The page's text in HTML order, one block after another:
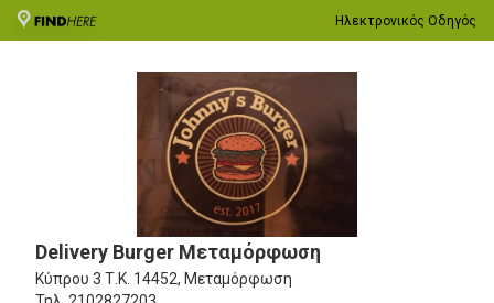
Ηλεκτρονικός Οδηγός
Delivery Burger Μεταμόρφωση
Κύπρου 3 Τ.Κ. 14452, Μεταμόρφωση